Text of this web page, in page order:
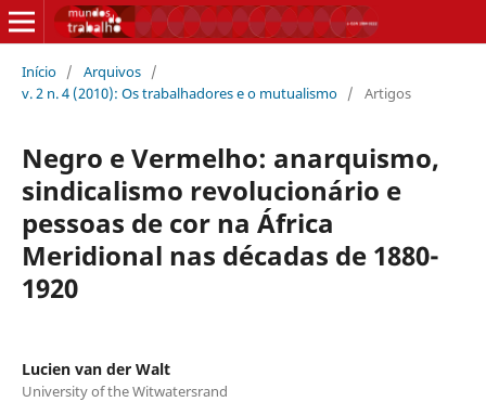
Início / Arquivos /
v. 2 n. 4 (2010): Os trabalhadores e o mutualismo / Artigos
Negro e Vermelho: anarquismo,
sindicalismo revolucionário e
pessoas de cor na África
Meridional nas décadas de 1880-
1920
Lucien van der Walt
University of the Witwatersrand